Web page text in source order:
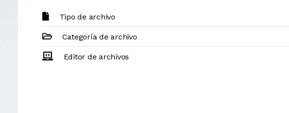
Tipo de archivo
Categoría de archivo
Editor de archivos